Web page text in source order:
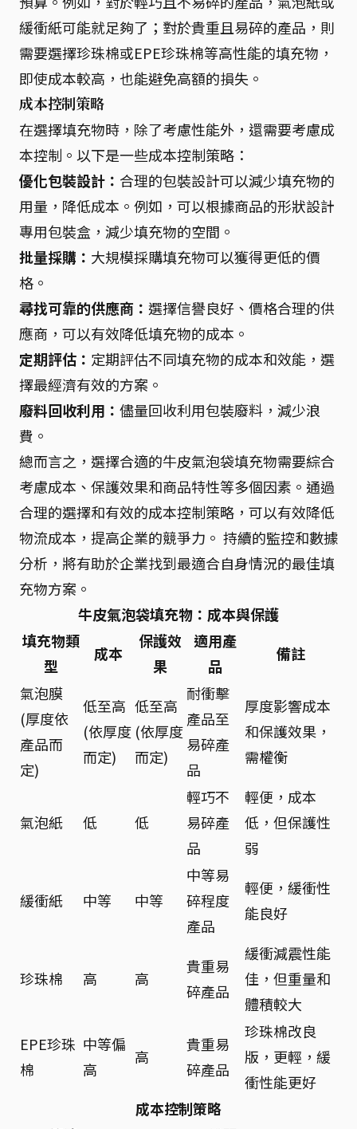
緩衝紙可能就足夠了；對於貴重且易碎的產品，則
需要選擇珍珠棉或EPE珍珠棉等高性能的填充物，
即使成本較高，也能避免高額的損失。
成本控制策略
在選擇填充物時，除了考慮性能外，還需要考慮成
本控制。以下是一些成本控制策略：
優化包裝設計： 合理的包裝設計可以減少填充物的
用量，降低成本。例如，可以根據商品的形狀設計
專用包裝盒，減少填充物的空間。
批量採購： 大規模採購填充物可以獲得更低的價
格。
尋找可靠的供應商： 選擇信譽良好、價格合理的供
應商，可以有效降低填充物的成本。
定期評估： 定期評估不同填充物的成本和效能，選
擇最經濟有效的方案。
廢料回收利用： 儘量回收利用包裝廢料，減少浪
費。
總而言之，選擇合適的牛皮氣泡袋填充物需要綜合
考慮成本、保護效果和商品特性等多個因素。通過
合理的選擇和有效的成本控制策略，可以有效降低
物流成本，提高企業的競爭力。 持續的監控和數據
分析，將有助於企業找到最適合自身情況的最佳填
充物方案。
牛皮氣泡袋填充物：成本與保護
填充物類
型
成本
保護效
果
適用產
品
備註
氣泡膜
(厚度依
產品而
定)
低至高
(依厚度
而定)
低至高
(依厚度
而定)
耐衝擊
產品至
易碎產
品
厚度影響成本
和保護效果，
需權衡
氣泡紙 低 低
輕巧不
易碎產
品
輕便，成本
低，但保護性
弱
緩衝紙 中等 中等
中等易
碎程度
產品
輕便，緩衝性
能良好
珍珠棉 高 高
貴重易
碎產品
緩衝減震性能
佳，但重量和
體積較大
EPE珍珠
棉
中等偏
高
高
貴重易
碎產品
珍珠棉改良
版，更輕，緩
衝性能更好
成本控制策略